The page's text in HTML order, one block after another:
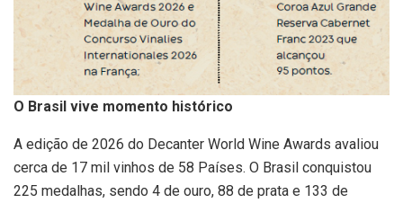
O Brasil vive momento histórico
A edição de 2026 do Decanter World Wine Awards avaliou
cerca de 17 mil vinhos de 58 Países. O Brasil conquistou
225 medalhas, sendo 4 de ouro, 88 de prata e 133 de